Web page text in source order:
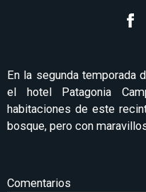
En la segunda temporada
el hotel Patagonia
habitaciones de este
bosque, pero con
Comentarios